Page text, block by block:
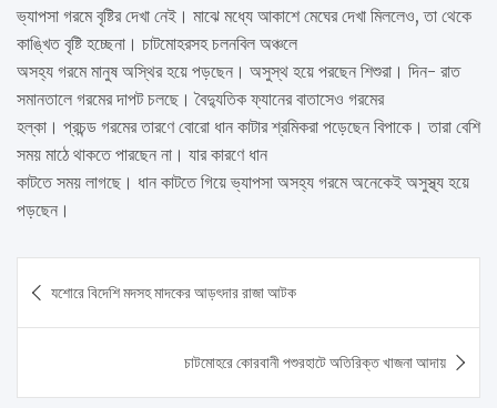
ভ্যাপসা গরমে বৃষ্টির দেখা নেই। মাঝে মধ্যে আকাশে মেঘের দেখা মিললেও, তা থেকে
কাঙ্খিত বৃষ্টি হচ্ছেনা। চাটমোহরসহ চলনবিল অঞ্চলে
অসহ্য গরমে মানুষ অস্থির হয়ে পড়ছেন। অসুস্থ হয়ে পরছেন শিশুরা। দিন- রাত
সমানতালে গরমের দাপট চলছে। বৈদ্যুতিক ফ্যানের বাতাসেও গরমের
হল্কা। প্রচন্ড গরমের তারণে বোরো ধান কাটার শ্রমিকরা পড়েছেন বিপাকে। তারা বেশি
সময় মাঠে থাকতে পারছেন না। যার কারণে ধান
কাটতে সময় লাগছে। ধান কাটতে গিয়ে ভ্যাপসা অসহ্য গরমে অনেকেই অসুস্থ্য হয়ে
পড়ছেন।
navigation
যশোরে বিদেশি মদসহ মাদকের আড়ৎদার রাজা আটক
চাটমোহরে কোরবানী পশুরহাটে অতিরিক্ত খাজনা আদায়